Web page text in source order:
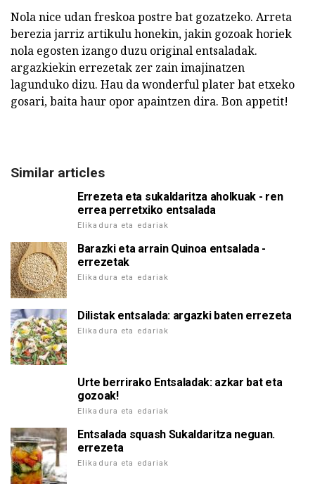
Nola nice udan freskoa postre bat gozatzeko. Arreta
berezia jarriz artikulu honekin, jakin gozoak horiek
nola egosten izango duzu original entsaladak.
argazkiekin errezetak zer zain imajinatzen
lagunduko dizu. Hau da wonderful plater bat etxeko
gosari, baita haur opor apaintzen dira. Bon appetit!
Similar articles
Errezeta eta sukaldaritza aholkuak - ren
errea perretxiko entsalada
Elikadura eta edariak
Barazki eta arrain Quinoa entsalada -
errezetak
Elikadura eta edariak
Dilistak entsalada: argazki baten errezeta
Elikadura eta edariak
Urte berrirako Entsaladak: azkar bat eta
gozoak!
Elikadura eta edariak
Entsalada squash Sukaldaritza neguan.
errezeta
Elikadura eta edariak